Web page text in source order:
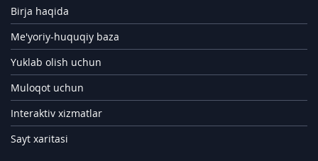
Birja haqida
Me'yoriy-huquqiy baza
Yuklab olish uchun
Muloqot uchun
Interaktiv xizmatlar
Sayt xaritasi